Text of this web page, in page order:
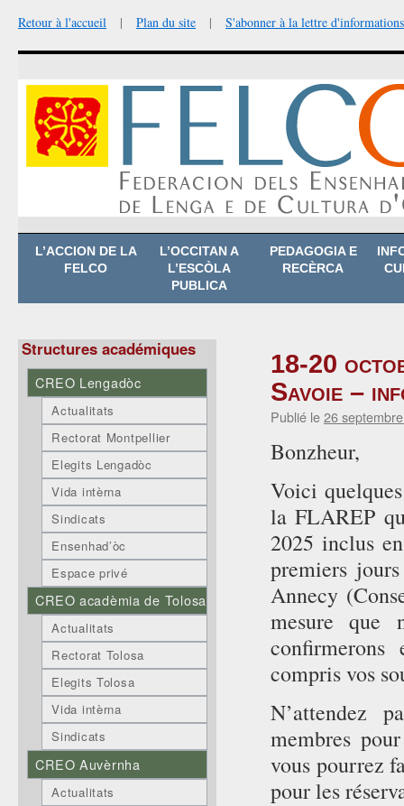
Retour à l'accueil | Plan du site | S'abonner à la lettre d'informations
AllerL’ACCION DE LA
FELCO
L’OCCITAN A
L’ESCÒLA
PUBLICA
PEDAGOGIA E
RECÈRCA
18-20
Savoie –
Publié le26
Bonzheur,
Voici
la FLAREP
2025 inclus
premiers
Annecy
mesure que
compris vos
N’attendez
membres
vous pourrez
pour les
Structures académiques
CREO Lengadòc
Actualitats
Rectorat Montpellier
Elegits Lengadòc
Vida intèrna
Sindicats
Ensenhad’òc
Espace privé
CREO acadèmia de Tolosa
Actualitats
Rectorat Tolosa
Elegits Tolosa
Vida intèrna
Sindicats
CREO Auvèrnha
Actualitats